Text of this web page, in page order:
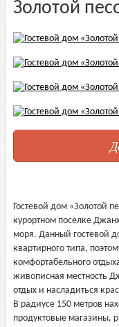
Золотой
Гостевой дом «Золотой
курортном поселке
моря. Данный гостевой
квартирного типа,
комфортабельного
живописная местность
отдых и насладиться
В радиусе 150 метров
продуктовые магазины,